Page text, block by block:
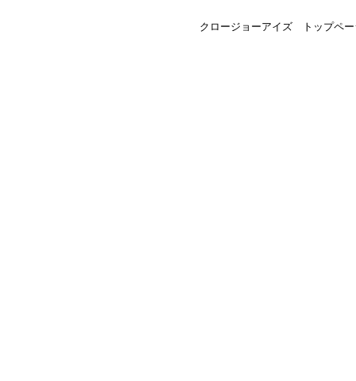
クロージョーアイズ トップペー